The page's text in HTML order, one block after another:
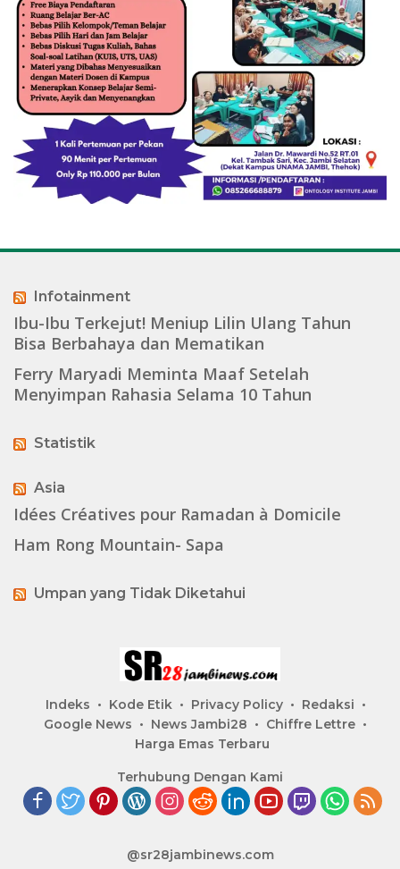
Infotainment
Ibu-Ibu Terkejut! Meniup Lilin Ulang Tahun
Bisa Berbahaya dan Mematikan
Ferry Maryadi Meminta Maaf Setelah
Menyimpan Rahasia Selama 10 Tahun
Statistik
Asia
Idées Créatives pour Ramadan à Domicile
Ham Rong Mountain- Sapa
Umpan yang Tidak Diketahui
Indeks Kode Etik Privacy Policy
Redaksi
Google News
News Jambi28
Chiffre Lettre
Harga Emas Terbaru
Terhubung Dengan Kami
@sr28jambinews.com